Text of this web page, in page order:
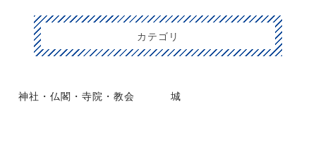
カテゴリ
神社・仏閣・寺院・教会 城